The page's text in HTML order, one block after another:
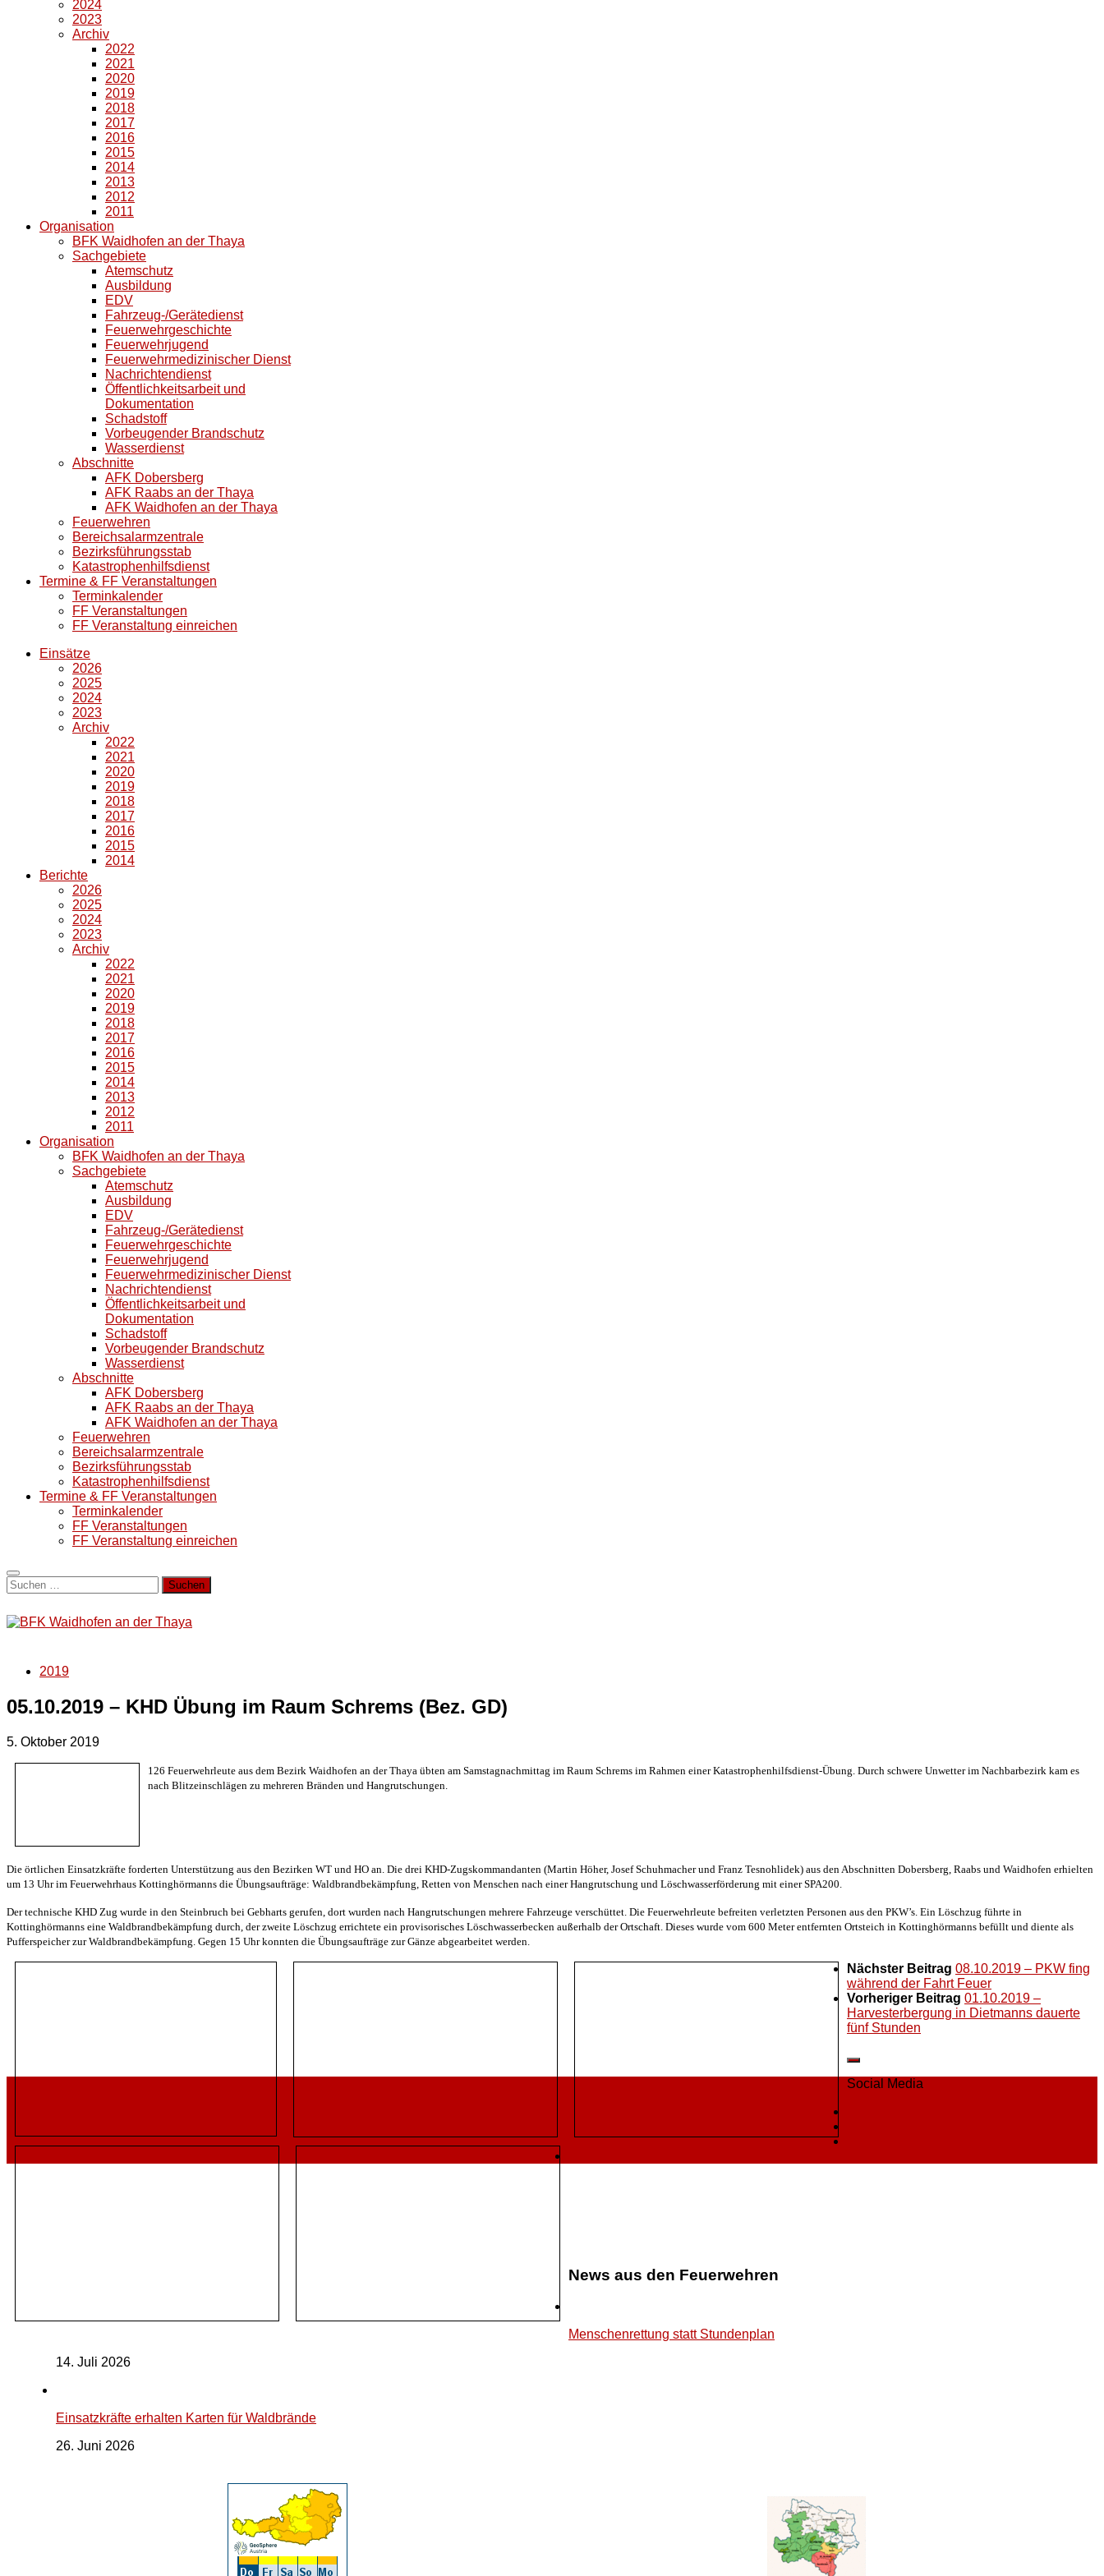
2024
2023
Archiv
2022
2021
2020
2019
2018
2017
2016
2015
2014
2013
2012
2011
Organisation
BFK Waidhofen an der Thaya
Sachgebiete
Atemschutz
Ausbildung
EDV
Fahrzeug-/Gerätedienst
Feuerwehrgeschichte
Feuerwehrjugend
Feuerwehrmedizinischer Dienst
Nachrichtendienst
Öffentlichkeitsarbeit und
Dokumentation
Schadstoff
Vorbeugender Brandschutz
Wasserdienst
Abschnitte
AFK Dobersberg
AFK Raabs an der Thaya
AFK Waidhofen an der Thaya
Feuerwehren
Bereichsalarmzentrale
Bezirksführungsstab
Katastrophenhilfsdienst
Termine & FF Veranstaltungen
Terminkalender
FF Veranstaltungen
FF Veranstaltung einreichen
Einsätze
2026
2025
2024
2023
Archiv
2022
2021
2020
2019
2018
2017
2016
2015
2014
Berichte
2026
2025
2024
2023
Archiv
2022
2021
2020
2019
2018
2017
2016
2015
2014
2013
2012
2011
Organisation
BFK Waidhofen an der Thaya
Sachgebiete
Atemschutz
Ausbildung
EDV
Fahrzeug-/Gerätedienst
Feuerwehrgeschichte
Feuerwehrjugend
Feuerwehrmedizinischer Dienst
Nachrichtendienst
Öffentlichkeitsarbeit und
Dokumentation
Schadstoff
Vorbeugender Brandschutz
Wasserdienst
Abschnitte
AFK Dobersberg
AFK Raabs an der Thaya
AFK Waidhofen an der Thaya
Feuerwehren
Bereichsalarmzentrale
Bezirksführungsstab
Katastrophenhilfsdienst
Termine & FF Veranstaltungen
Terminkalender
FF Veranstaltungen
FF Veranstaltung einreichen
Suchen
nach:
2019
05.10.2019 – KHD Übung im Raum Schrems (Bez. GD)
5. Oktober 2019
126 Feuerwehrleute aus dem Bezirk Waidhofen an der Thaya übten am Samstagnachmittag im Raum Schrems im Rahmen einer Katastrophenhilfsdienst-Übung. Durch schwere Unwetter im Nachbarbezirk kam es
nach Blitzeinschlägen zu mehreren Bränden und Hangrutschungen.
Die örtlichen Einsatzkräfte forderten Unterstützung aus den Bezirken WT und HO an. Die drei KHD-Zugskommandanten (Martin Höher, Josef Schuhmacher und Franz Tesnohlidek) aus den Abschnitten Dobersberg, Raabs und Waidhofen erhielten
um 13 Uhr im Feuerwehrhaus Kottinghörmanns die Übungsaufträge: Waldbrandbekämpfung, Retten von Menschen nach einer Hangrutschung und Löschwasserförderung mit einer SPA200.
Der technische KHD Zug wurde in den Steinbruch bei Gebharts gerufen, dort wurden nach Hangrutschungen mehrere Fahrzeuge verschüttet. Die Feuerwehrleute befreiten verletzten Personen aus den PKW’s. Ein Löschzug führte in
Kottinghörmanns eine Waldbrandbekämpfung durch, der zweite Löschzug errichtete ein provisorisches Löschwasserbecken außerhalb der Ortschaft. Dieses wurde vom 600 Meter entfernten Ortsteich in Kottinghörmanns befüllt und diente als
Pufferspeicher zur Waldbrandbekämpfung. Gegen 15 Uhr konnten die Übungsaufträge zur Gänze abgearbeitet werden.
Nächster Beitrag 08.10.2019 – PKW fing
während der Fahrt Feuer
Vorheriger Beitrag 01.10.2019 –
Harvesterbergung in Dietmanns dauerte
fünf Stunden
Social Media
News aus den Feuerwehren
Menschenrettung statt Stundenplan
14. Juli 2026
Einsatzkräfte erhalten Karten für Waldbrände
26. Juni 2026